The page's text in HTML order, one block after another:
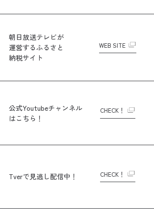
朝日放送テレビが
運営するふるさと
納税サイト
WEB SITE
公式Youtubeチャンネル
はこちら！
CHECK！
Tverで見逃し配信中！ CHECK！